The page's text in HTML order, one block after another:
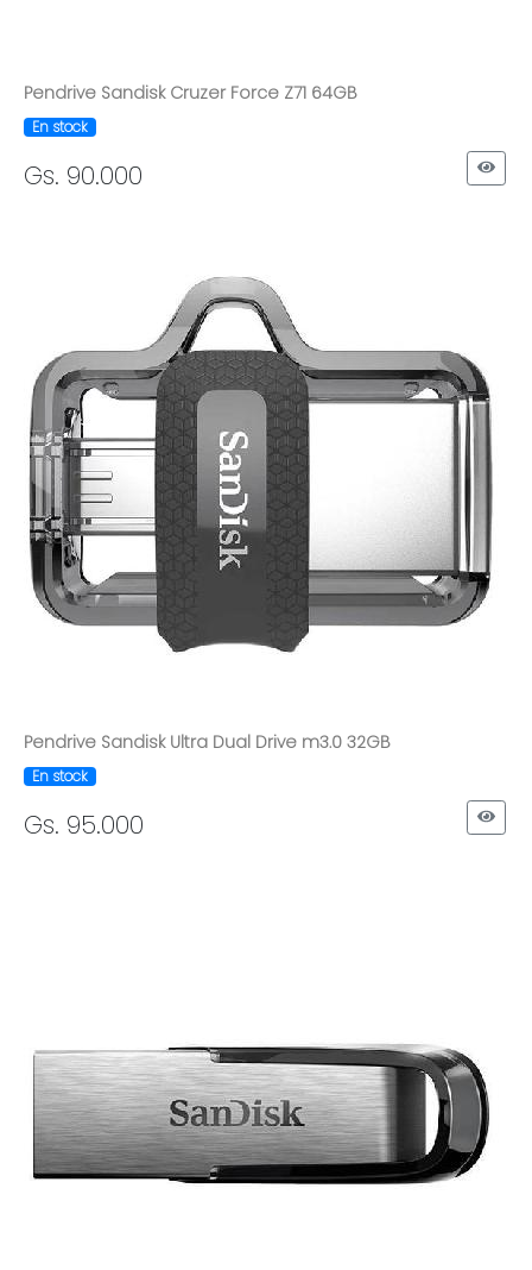
Pendrive Sandisk Cruzer Force Z71 64GB
En stock
Gs. 90.000
Pendrive Sandisk Ultra Dual Drive m3.0 32GB
En stock
Gs. 95.000